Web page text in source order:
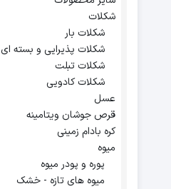
شکلات
شکلات بار
شکلات پذیرایی و بسته ای
شکلات تبلت
شکلات کادویی
عسل
قرص جوشان ویتامینه
کره بادام زمینی
میوه
پوره و پودر میوه
میوه های تازه - خشک